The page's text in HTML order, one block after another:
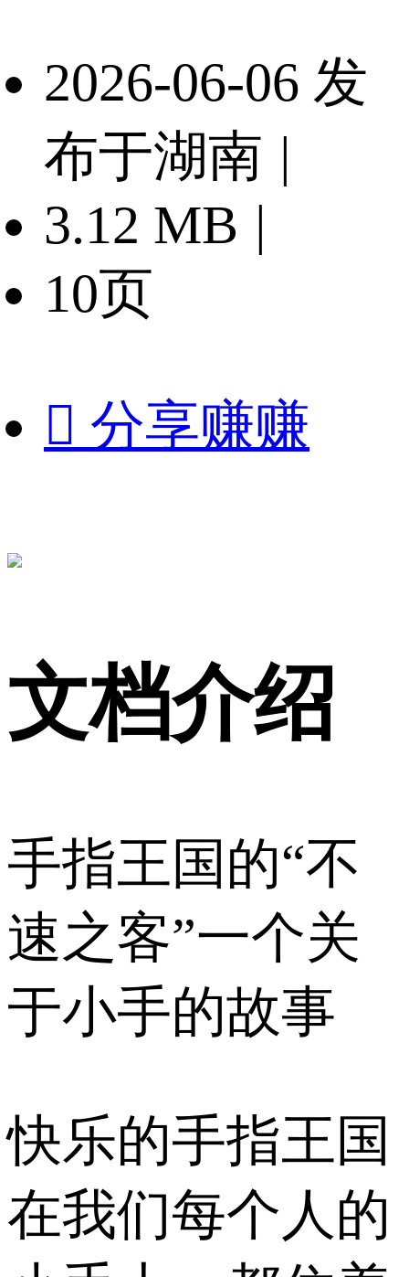
2026-06-06 发
布于湖南 |
3.12 MB |
10页
 分享赚赚
文档介绍
手指王国的“不
速之客”一个关
于小手的故事
快乐的手指王国
在我们每个人的